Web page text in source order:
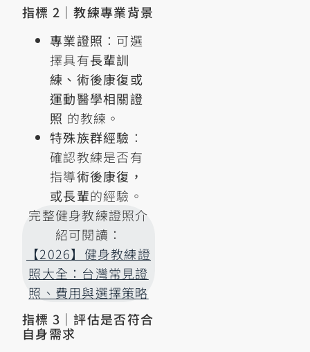
指標 2｜教練專業背景
專業證照 ：可選
擇具有長輩訓
練、術後康復或
運動醫學相關證
照 的教練。
特殊族群經驗 ：
確認教練是否有
指導術後康復，
或長輩的經驗。
完整健身教練證照介
紹可閱讀：
【2026】健身教練證
照大全：台灣常見證
照、費用與選擇策略
指標 3｜評估是否符合
自身需求